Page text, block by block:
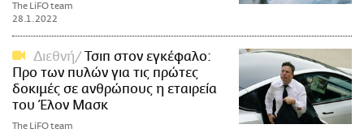
The LiFO team
28.1.2022
Διεθνή
Τσιπ στον εγκέφαλο:
Προ των πυλών για τις πρώτες
δοκιμές σε ανθρώπους η εταιρεία
του Έλον Μασκ
The LiFO team